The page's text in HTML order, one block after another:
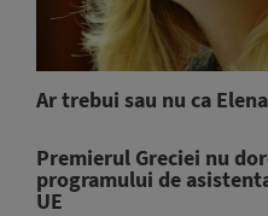
Ar trebui sau nu ca
Premierul Greciei nu
programului de
UE